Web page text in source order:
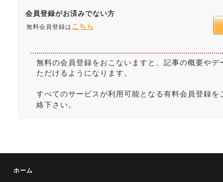
会員登録がお済みでない方
無料会員登録は こちら
無料の会員登録をおこないますと、記事の概要や
ただけるようになります。
すべてのサービスが利用可能となる有料会員登録を
絡下さい。
ホーム